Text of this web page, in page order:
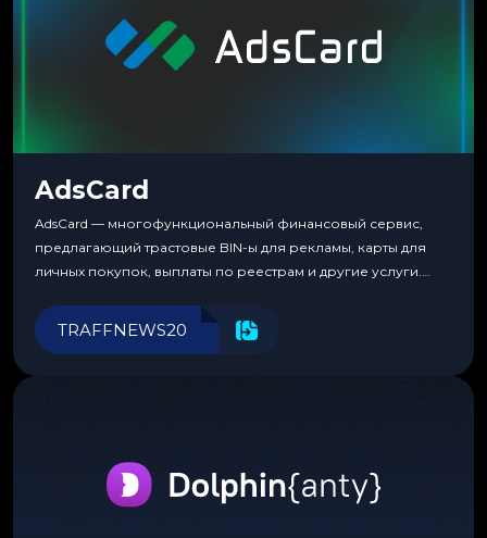
AdsCard
AdsCard — многофункциональный финансовый сервис,
предлагающий трастовые BIN-ы для рекламы, карты для
личных покупок, выплаты по реестрам и другие услуги.
инструменты для управления финансами.
TRAFFNEWS20